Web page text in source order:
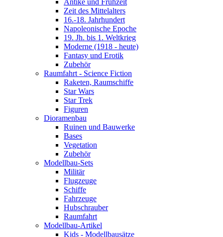
Antike und Frühzeit
Zeit des Mittelalters
16.-18. Jahrhundert
Napoleonische Epoche
19. Jh. bis 1. Weltkrieg
Moderne (1918 - heute)
Fantasy und Erotik
Zubehör
Raumfahrt - Science Fiction
Raketen, Raumschiffe
Star Wars
Star Trek
Figuren
Dioramenbau
Ruinen und Bauwerke
Bases
Vegetation
Zubehör
Modellbau-Sets
Militär
Flugzeuge
Schiffe
Fahrzeuge
Hubschrauber
Raumfahrt
Modellbau-Artikel
Kids - Modellbausätze